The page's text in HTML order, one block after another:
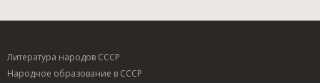
Литература народов СССР
Народное образование в СССР